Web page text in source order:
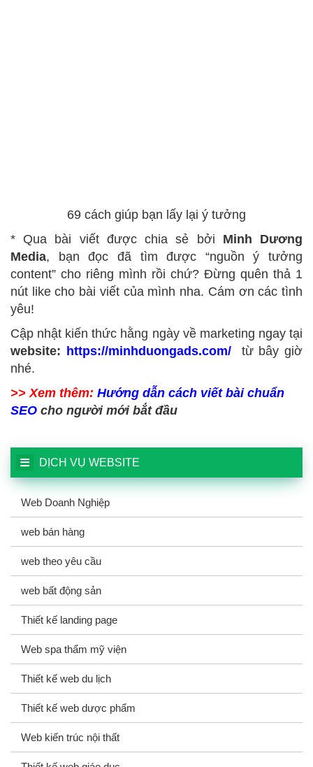
69 cách giúp bạn lấy lại ý tưởng
* Qua bài viết được chia sẻ bởi Minh Dương
Media, bạn đọc đã tìm được “nguồn ý tưởng
content” cho riêng mình rồi chứ? Đừng quên thả 1
nút like cho bài viết của mình nha. Cám ơn các tình
yêu!
Cập nhật kiến thức hằng ngày về marketing ngay tại
website: https://minhduongads.com/
từ bây giờ
nhé.
>> Xem thêm: Hướng dẫn cách viết bài chuẩn
SEO cho người mới bắt đầu
DỊCH VỤ WEBSITE
Web Doanh Nghiệp
web bán hàng
web theo yêu cầu
web bất động sản
Thiết kế landing page
Web spa thẩm mỹ viện
Thiết kế web du lịch
Thiết kế web dược phẩm
Web kiến trúc nội thất